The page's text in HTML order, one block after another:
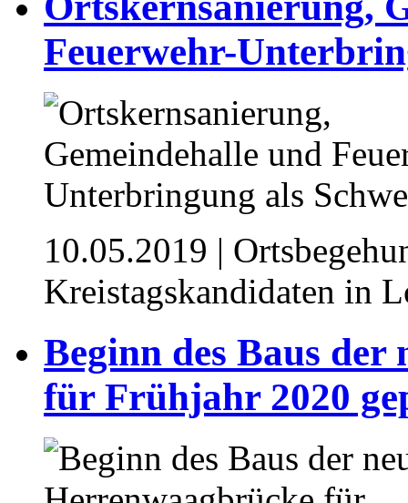
Feuerwehr-
10.05.2019 |
Kreistagskandidaten in
Beginn des Baus der
für Frühjahr 2020